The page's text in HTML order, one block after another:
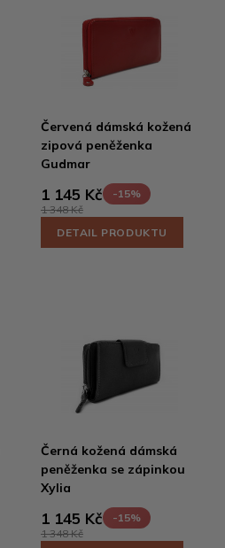
Červená dámská kožená
zipová peněženka
Gudmar
1 145 Kč
-15%
1 348 Kč
DETAIL PRODUKTU
Černá kožená dámská
peněženka se zápinkou
Xylia
1 145 Kč
-15%
1 348 Kč